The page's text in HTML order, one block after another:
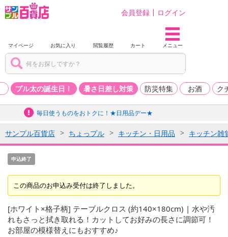
会員登録 ログイン
マイページ お気に入り 閲覧履歴 カート メニュー
プル太の誕生日！ 暑さ日差し対策 防災特集 お酒 ク
毎日使うものをおトクに！★日用品デー★
サンプル百貨店 ちょっプル キッチン・日用品 キッチン雑
申込終了
この商品のお申込み受付は終了しました。
[ホワイト×格子柄] テーブルクロス (約140×180cm) | 水や汚
れもさっと拭き取れる！カットしてお好みの長さに調節可！
お部屋の模様替えにもおすすめ♪